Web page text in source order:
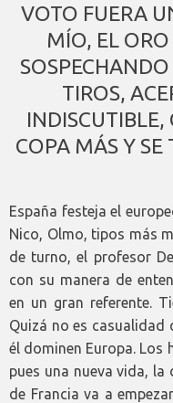
VOTO FUERA
MÍO, EL
TIROS,
COPA MÁS Y
España festeja el
Nico, Olmo, tipos más
de turno, el profesor
con su manera de
en un gran referente.
Quizá no es
él dominen Europa. Los
pues una nueva vida, la
de Francia va a